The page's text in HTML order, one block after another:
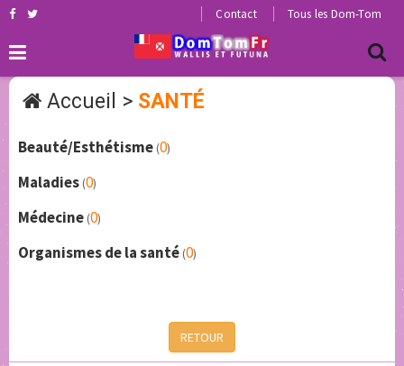
Contact Tous les Dom-Tom
Accueil > SANTÉ
Beauté/Esthétisme(0)
Maladies(0)
Médecine(0)
Organismes de la santé(0)
RETOUR